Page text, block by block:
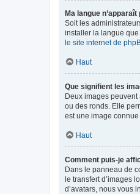
Ma langue
Soit les
installer la langue
le site internet de
Haut
Que signifient les
Deux images
ou des ronds. Elle
est une image
Haut
Comment puis-je
Dans le panneau de
le transfert d’images
d’avatars, nous vous